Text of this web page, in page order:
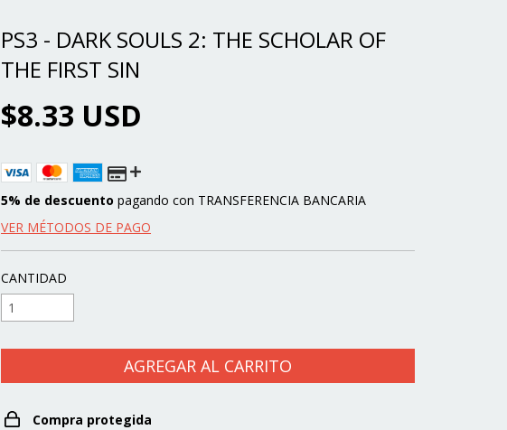
PS3 - DARK SOULS 2: THE SCHOLAR OF
THE FIRST SIN
$8.33 USD
5% de descuento pagando con TRANSFERENCIA BANCARIA
VER MÉTODOS DE PAGO
CANTIDAD
Compra protegida